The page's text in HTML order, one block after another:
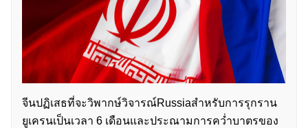
จีนปฏิเสธที่จะวิพากษ์วิจารณ์Russiaสำหรับการรุกราน
ยูเครนเป็นเวลา 6 เดือนและประณามการคว่ำบาตรของ